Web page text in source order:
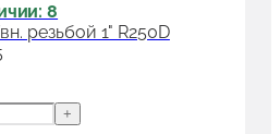
8
резьбой 1" R250D
+